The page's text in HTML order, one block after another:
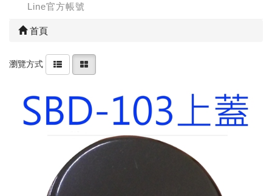
Line官方帳號
首頁
瀏覽方式